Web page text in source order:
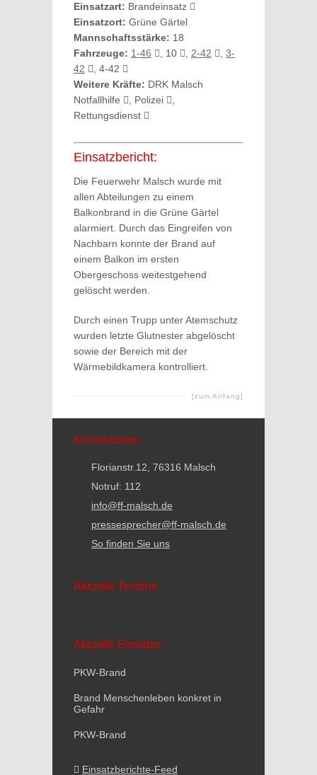
Einsatzart: Brandeinsatz
Einsatzort: Grüne Gärtel
Mannschaftsstärke: 18
Fahrzeuge: 1-46 , 10 2-42
3-
42
, 4-42
Weitere Kräfte: DRK Malsch
Notfallhilfe
, Polizei
Rettungsdienst
Einsatzbericht:
Die Feuerwehr Malsch wurde mit
allen Abteilungen zu einem
Balkonbrand in die Grüne Gärtel
alarmiert. Durch das Eingreifen von
Nachbarn konnte der Brand auf
einem Balkon im ersten
Obergeschoss weitestgehend
gelöscht werden.
Durch einen Trupp unter Atemschutz
wurden letzte Glutnester abgelöscht
sowie der Bereich mit der
Wärmebildkamera kontrolliert.
[zum Anfang]
Kontaktdaten
Florianstr.12, 76316 Malsch
Notruf: 112
info@ff-malsch.de
pressesprecher@ff-malsch.de
So finden Sie uns
Aktuelle Termine
Aktuelle Einsätze
PKW-Brand
Brand Menschenleben konkret in
Gefahr
PKW-Brand
Einsatzberichte-Feed